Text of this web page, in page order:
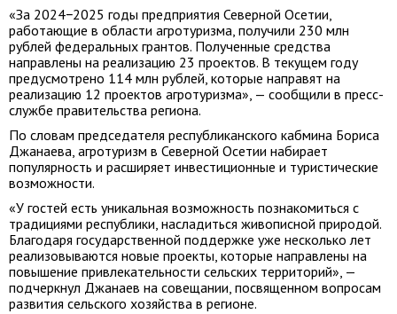
«За 2024−2025 годы предприятия Северной Осетии,
работающие в области агротуризма, получили 230 млн
рублей федеральных грантов. Полученные средства
направлены на реализацию 23 проектов. В текущем году
предусмотрено 114 млн рублей, которые направят на
реализацию 12 проектов агротуризма», — сообщили в пресс-
службе правительства региона.
По словам председателя республиканского кабмина Бориса
Джанаева, агротуризм в Северной Осетии набирает
популярность и расширяет инвестиционные и туристические
возможности.
«У гостей есть уникальная возможность познакомиться с
традициями республики, насладиться живописной природой.
Благодаря государственной поддержке уже несколько лет
реализовываются новые проекты, которые направлены на
повышение привлекательности сельских территорий», —
подчеркнул Джанаев на совещании, посвященном вопросам
развития сельского хозяйства в регионе.